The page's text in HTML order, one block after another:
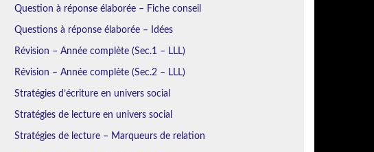
Question à réponse élaborée – Fiche conseil
Questions à réponse élaborée – Idées
Révision – Année complète (Sec.1 – LLL)
Révision – Année complète (Sec.2 – LLL)
Stratégies d’écriture en univers social
Stratégies de lecture en univers social
Stratégies de lecture – Marqueurs de relation